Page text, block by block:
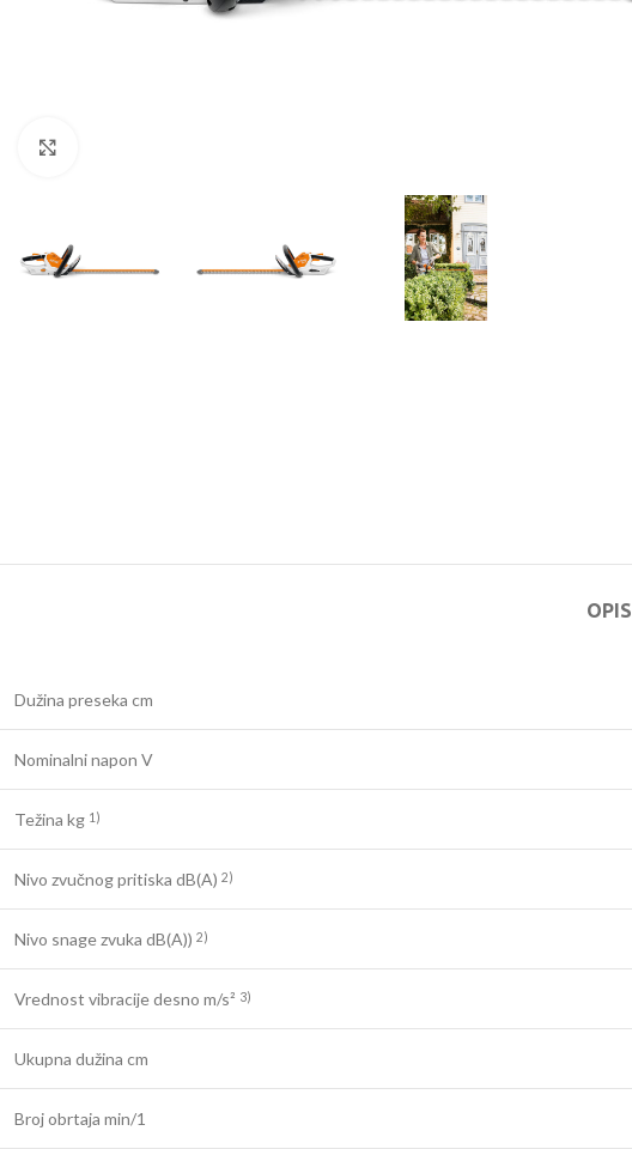
OPIS
Dužina preseka cm
Nominalni napon V
Težina kg 1)
Nivo zvučnog pritiska dB(A) 2)
Nivo snage zvuka dB(A)) 2)
Vrednost vibracije desno m/s² 3)
Ukupna dužina cm
Broj obrtaja min/1